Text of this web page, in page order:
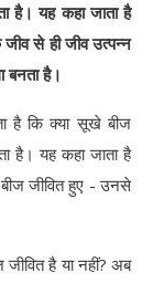
है। यह कहा जाता है
से ही जीव उत्पन्न
बनता है।
है कि क्या सूखे बीज
है। यह कहा जाता है
जीवित हुए - उनसे
जीवित है या नहीं? अब